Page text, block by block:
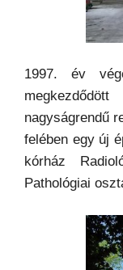
1997. év
nagyságrendű
felében egy új
kórház
Pathológiai